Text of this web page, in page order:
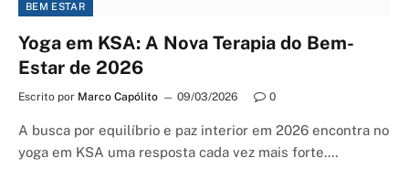
BEM ESTAR
Yoga em KSA: A Nova Terapia do Bem-
Estar de 2026
Escrito por Marco Capólito 09/03/2026 0
A busca por equilíbrio e paz interior em 2026 encontra no
yoga em KSA uma resposta cada vez mais forte.…